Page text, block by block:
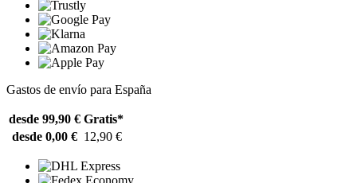
Gastos de envío para España
desde 99,90 € Gratis*
desde 0,00 € 12,90 €